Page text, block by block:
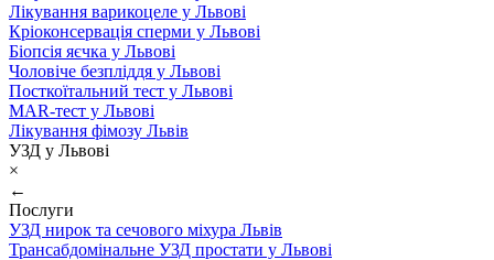
Лікування варикоцеле у Львові
Кріоконсервація сперми у Львові
Біопсія яєчка у Львові
Чоловіче безпліддя у Львові
Посткоїтальний тест у Львові
MAR-тест у Львові
Лікування фімозу Львів
УЗД у Львові
×
←
Послуги
УЗД нирок та сечового міхура Львів
Трансабдомінальне УЗД простати у Львові